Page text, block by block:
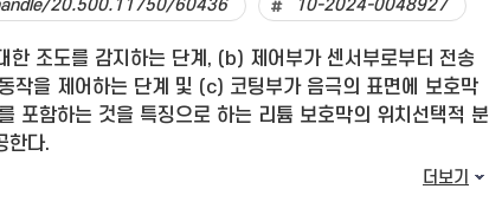
20.500.11750/60436 10-2024-0048927
한 조도를 감지하는 단계, (b) 제어부가 센서부로부터 전송
작을 제어하는 단계 및 (c) 코팅부가 음극의 표면에 보호막
포함하는 것을 특징으로 하는 리튬 보호막의 위치선택적 분
한다.
더보기